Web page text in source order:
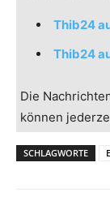
Thib24
Thib24
Die
können
SCHLAGWORTE